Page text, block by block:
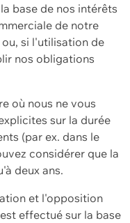
base de nos intérêts
de notre
si l'utilisation de
nos obligations
où nous ne vous
sur la durée
(par ex. dans le
considérer que la
deux ans.
et l'opposition
effectué sur la base